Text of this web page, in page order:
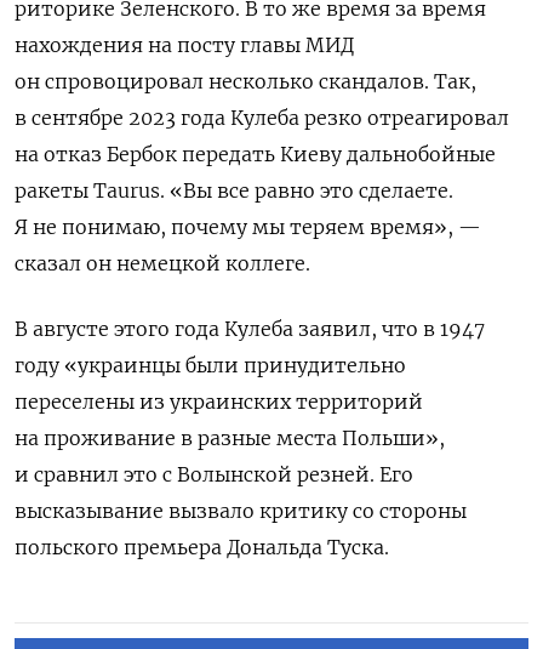
риторике Зеленского. В то же время за время
нахождения на посту главы МИД
он спровоцировал несколько скандалов. Так,
в сентябре 2023 года Кулеба резко отреагировал
на отказ Бербок передать Киеву дальнобойные
ракеты Taurus. «Вы все равно это сделаете.
Я не понимаю, почему мы теряем время», —
сказал он немецкой коллеге.
В августе этого года Кулеба заявил, что в 1947
году «украинцы были принудительно
переселены из украинских территорий
на проживание в разные места Польши»,
и сравнил это с Волынской резней. Его
высказывание вызвало критику со стороны
польского премьера Дональда Туска.